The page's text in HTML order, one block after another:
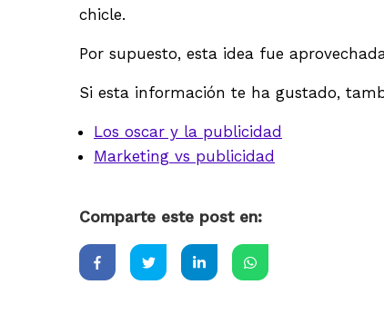
chicle.
Por supuesto, esta idea fue
Si esta información te ha gustado,
Los oscar y la publicidad
Marketing vs publicidad
Comparte este post en: